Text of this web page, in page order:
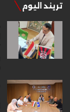
تريند اليوم